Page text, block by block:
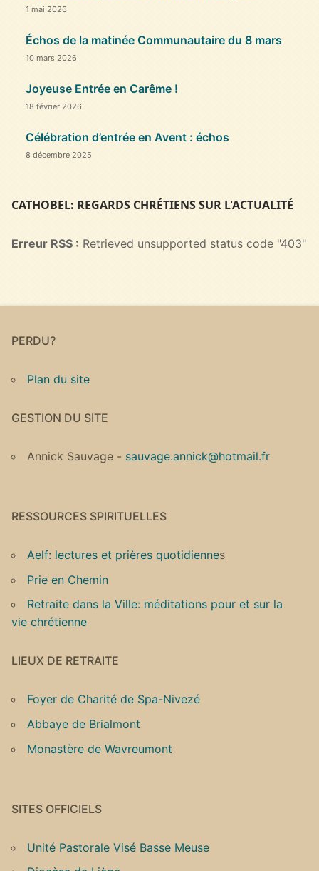
1 mai 2026
Échos de la matinée Communautaire du 8 mars
10 mars 2026
Joyeuse Entrée en Carême !
18 février 2026
Célébration d’entrée en Avent : échos
8 décembre 2025
CATHOBEL: REGARDS CHRÉTIENS SUR L'ACTUALITÉ
Erreur RSS : Retrieved unsupported status code "403"
PERDU?
Plan du site
GESTION DU SITE
Annick Sauvage - sauvage.annick@hotmail.fr
RESSOURCES SPIRITUELLES
Aelf: lectures et prières quotidiennes
Prie en Chemin
Retraite dans la Ville: méditations pour et sur la
vie chrétienne
LIEUX DE RETRAITE
Foyer de Charité de Spa-Nivezé
Abbaye de Brialmont
Monastère de Wavreumont
SITES OFFICIELS
Unité Pastorale Visé Basse Meuse